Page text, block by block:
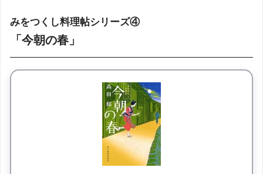
みをつくし料理帖シリーズ④
「今朝の春」